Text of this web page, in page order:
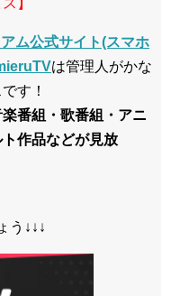
ム公式サイト(スマホ
は管理人がかな
す！
番組・歌番組・アニ
作品などが見放
う↓↓↓